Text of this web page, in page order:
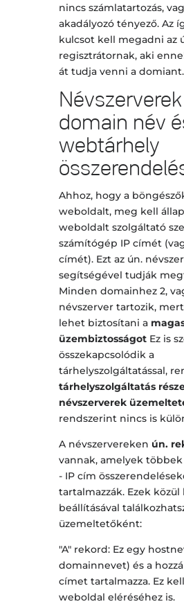
nincs számlatartozás,
akadályozó tényező. Az
kulcsot kell megadni az
regisztrátornak, aki
át tudja venni a domiant.
Névszerverek
domain név
webtárhely
Ahhoz, hogy a
weboldalt, meg kell
weboldalt szolgáltató
számítógép IP címét
címét). Ezt az ún.
segítségével tudják
Minden domainhez 2,
névszerver tartozik,
lehet biztosítani a
üzembiztosságotEz is
összekapcsolódik a
tárhelyszolgáltatással,
tárhelyszolgáltatás
névszerverek
rendszerint nincs is
A névszervereken ún.
vannak, amelyek
- IP cím
tartalmazzák. Ezek
beállításával
üzemeltetőként:
"A" rekord: Ez egy
domainnevet) és a
címet tartalmazza. Ez
weboldal eléréséhez is.